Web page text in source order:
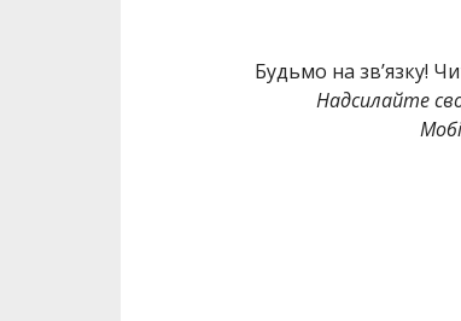
Будьмо на зв’язку!
Надсилайте